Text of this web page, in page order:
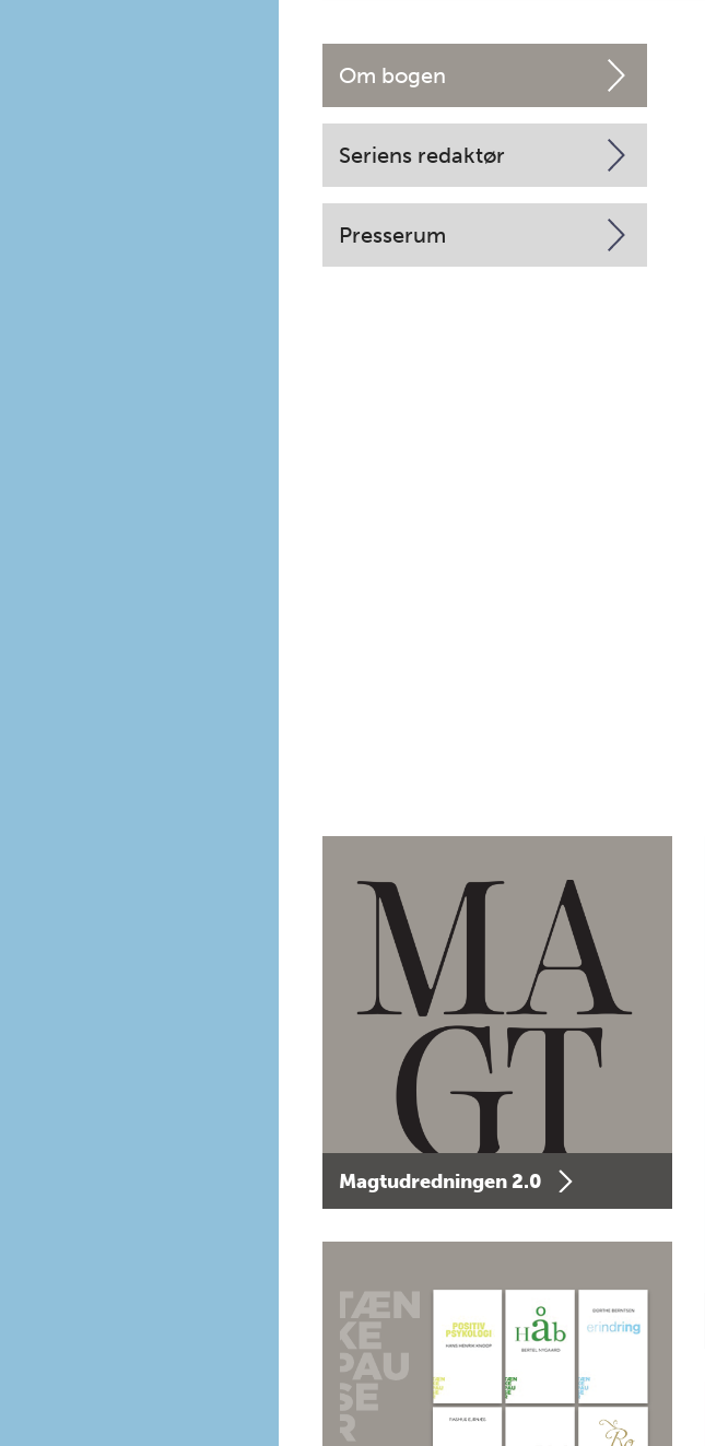
Om bogen
Seriens redaktør
Presserum
Magtudredningen 2.0